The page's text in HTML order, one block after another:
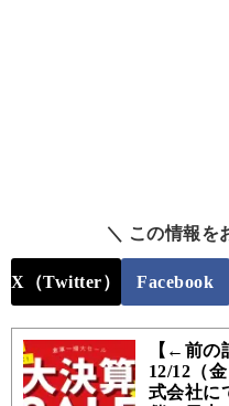
＼ この情報を
X（Twitter） Facebook
【←前の
12/12（
式会社に